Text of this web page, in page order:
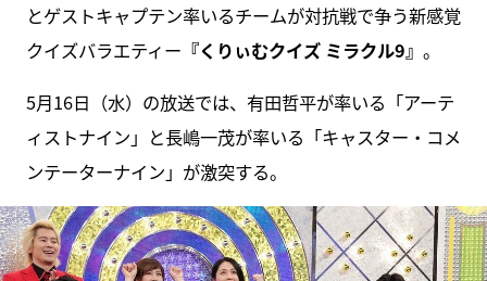
とゲストキャプテン率いるチームが対抗戦で争う新感覚
クイズバラエティー 『くりぃむクイズ ミラクル9』 。
5月16日（水）の放送では、有田哲平が率いる「アーテ
ィストナイン」と長嶋一茂が率いる「キャスター・コメ
ンテーターナイン」が激突する。